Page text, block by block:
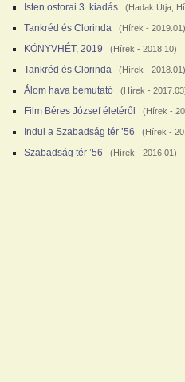
Isten ostorai 3. kiadás
(Hadak Útja
Tankréd és Clorinda (Hírek - 2019.01)
KÖNYVHÉT, 2019 (Hírek - 2018.10)
Tankréd és Clorinda (Hírek - 2018.01)
Álom hava bemutató (Hírek -
Film Béres József életéről (Hírek -
Indul a Szabadság tér ’56 (Hírek -
Szabadság tér ’56 (Hírek - 2016.01)